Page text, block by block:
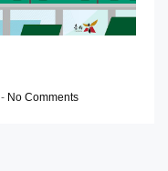
- No Comments